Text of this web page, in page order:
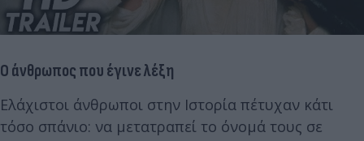
Ο άνθρωπος που έγινε λέξη
Ελάχιστοι άνθρωποι στην Ιστορία πέτυχαν κάτι
τόσο σπάνιο: να μετατραπεί το όνομά τους σε